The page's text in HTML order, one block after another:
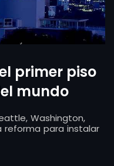
primer piso
mundo
Washington,
reforma para instalar